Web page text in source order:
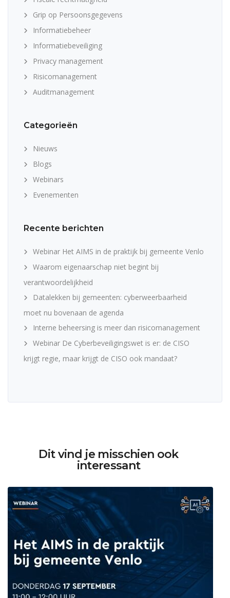
Grip op Persoonsgegevens
Informatiebeheer
Informatiebeveiliging
Privacy management
Risicomanagement
Auditmanagement
Categorieën
Nieuws
Blogs
Webinars
Evenementen
Recente berichten
Webinar Het AIMS in de praktijk bij gemeente Venlo
Waarom eigenaarschap niet begint bij
verantwoordelijkheid
Datalekken bij gemeenten: cyberweerbaarheid
moet nu bovenaan de agenda
Interne beheersing is meer dan risicomanagement
Webinar De Cyberbeveiligingswet is er: de CISO
krijgt regie, maar krijgt de CISO ook mandaat?
Dit vind je misschien ook
interessant